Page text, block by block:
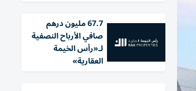
67.7 مليون درهم
صافي الأرباح النصفية
لـ«رأس الخيمة
العقارية»